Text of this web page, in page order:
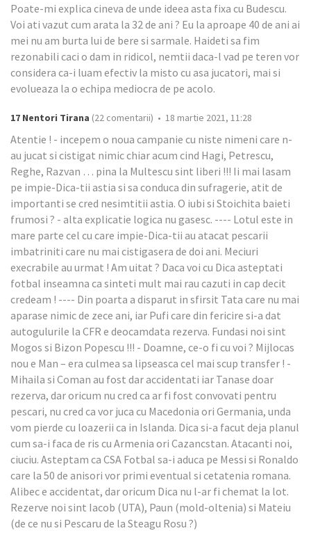
Poate-mi explica cineva de unde ideea asta fixa cu Budescu.
Voi ati vazut cum arata la 32 de ani ? Eu la aproape 40 de ani ai
mei nu am burta lui de bere si sarmale. Haideti sa fim
rezonabili caci o dam in ridicol, nemtii daca-l vad pe teren vor
considera ca-i luam efectiv la misto cu asa jucatori, mai si
evolueaza la o echipa mediocra de pe acolo.
17 Nentori Tirana (22 comentarii) • 18 martie 2021, 11:28
Atentie ! - incepem o noua campanie cu niste nimeni care n-
au jucat si cistigat nimic chiar acum cind Hagi, Petrescu,
Reghe, Razvan … pina la Multescu sint liberi !!! Ii mai lasam
pe impie-Dica-tii astia si sa conduca din sufragerie, atit de
importanti se cred nesimtitii astia. O iubi si Stoichita baieti
frumosi ? - alta explicatie logica nu gasesc. ---- Lotul este in
mare parte cel cu care impie-Dica-tii au atacat pescarii
imbatriniti care nu mai cistigasera de doi ani. Meciuri
execrabile au urmat ! Am uitat ? Daca voi cu Dica asteptati
fotbal inseamna ca sinteti mult mai rau cazuti in cap decit
credeam ! ---- Din poarta a disparut in sfirsit Tata care nu mai
aparase nimic de zece ani, iar Pufi care din fericire si-a dat
autogulurile la CFR e deocamdata rezerva. Fundasi noi sint
Mogos si Bizon Popescu !!! - Doamne, ce-o fi cu voi ? Mijlocas
nou e Man – era culmea sa lipseasca cel mai scup transfer ! -
Mihaila si Coman au fost dar accidentati iar Tanase doar
rezerva, dar oricum nu cred ca ar fi fost convovati pentru
pescari, nu cred ca vor juca cu Macedonia ori Germania, unda
vom pierde cu loazerii ca in Islanda. Dica si-a facut deja planul
cum sa-i faca de ris cu Armenia ori Cazancstan. Atacanti noi,
ciuciu. Asteptam ca CSA Fotbal sa-i aduca pe Messi si Ronaldo
care la 50 de anisori vor primi eventual si cetatenia romana.
Alibec e accidentat, dar oricum Dica nu l-ar fi chemat la lot.
Rezerve noi sint Iacob (UTA), Paun (mold-oltenia) si Mateiu
(de ce nu si Pescaru de la Steagu Rosu ?)